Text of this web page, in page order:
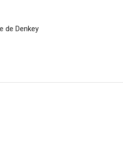
de Denkey